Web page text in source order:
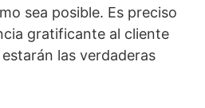
sea posible. Es preciso
gratificante al cliente
las verdaderas